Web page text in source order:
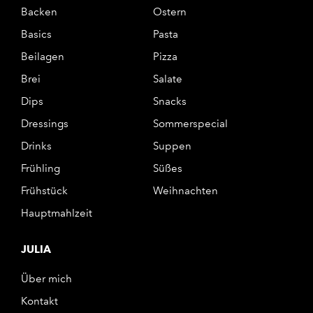
Backen
Basics
Beilagen
Brei
Dips
Dressings
Drinks
Frühling
Frühstück
Hauptmahlzeit
Ostern
Pasta
Pizza
Salate
Snacks
Sommerspecial
Suppen
Süßes
Weihnachten
JULIA
Über mich
Kontakt